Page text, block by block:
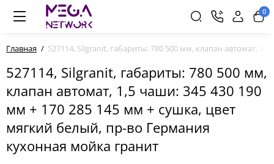
0
Главная 527114, Silgranit, габариты: 780 500 мм, клапан автомат,
527114, Silgranit, габариты: 780 500 мм,
клапан автомат, 1,5 чаши: 345 430 190
мм + 170 285 145 мм + сушка, цвет
мягкий белый, пр-во Германия
кухонная мойка гранит